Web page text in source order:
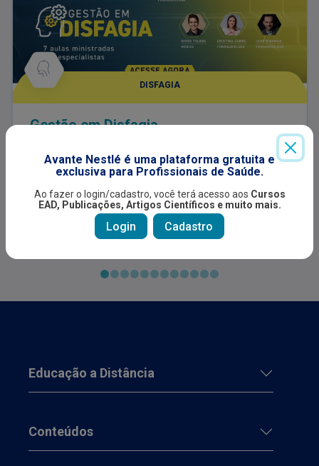
DISFAGIA
Gestão em Disfagia
O curso aborda estratégias avançadas para
coordenar e otimizar o cuidado de pacientes com
disfagia. A gestão eficiente promove uma
comunicação multiprofissional fluida entre
fonoaudiólogos, médicos e enfermeiros, visando
melhorar a qualidade do atendimento e maximizar
os resultados na reabilitação da deglutição
Indicado para:
Estudante FonoaudiólogoNutricionistaMédico
Avante Nestlé é uma plataforma gratuita e
exclusiva para Profissionais de Saúde.
Ao fazer o login/cadastro, você terá acesso aos Cursos
EAD, Publicações, Artigos Científicos e muito mais.
Login Cadastro
Educação a Distância
Conteúdos